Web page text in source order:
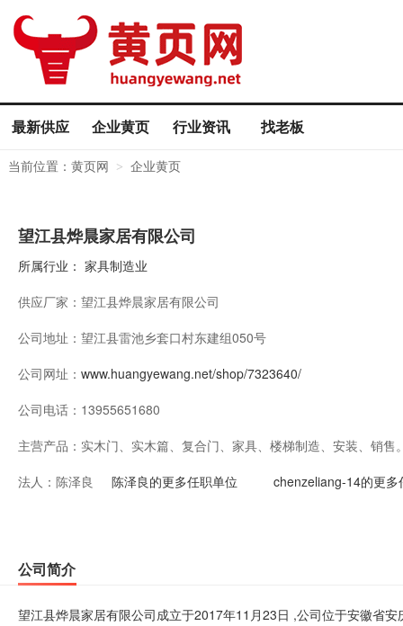
最新供应 企业黄页 行业资讯 找老板
当前位置： 黄页网 > 企业黄页
望江县烨晨家居有限公司
所属行业： 家具制造业
供应厂家： 望江县烨晨家居有限公司
公司地址： 望江县雷池乡套口村东建组050号
公司网址： www.huangyewang.net/shop/7323640/
公司电话： 13955651680
主营产品： 实木门、实木篇、复合门、家具、楼梯制造、安装、销售
法人： 陈泽良 陈泽良的更多任职单位 chenzeliang-14的更多
公司简介
望江县烨晨家居有限公司成立于2017年11月23日 ,公司位于安徽省